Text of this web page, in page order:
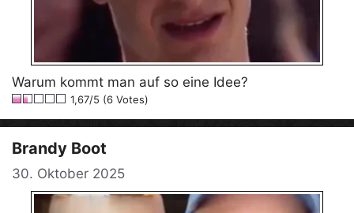
Warum kommt man auf so eine Idee?
1,67/5 (6 Votes)
Brandy Boot
30. Oktober 2025